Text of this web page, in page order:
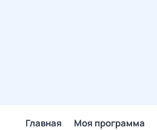
Главная Моя программа